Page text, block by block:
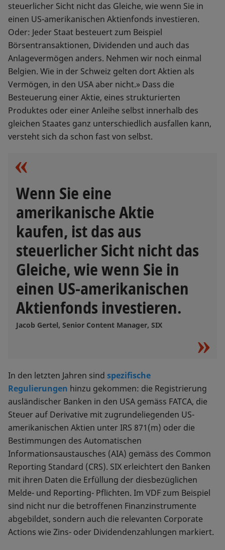
steuerlicher Sicht nicht das Gleiche, wie wenn Sie in
einen US-amerikanischen Aktienfonds investieren.
Oder: Jeder Staat besteuert zum Beispiel
Börsentransaktionen, Dividenden und auch das
Anlagevermögen anders. Nehmen wir noch einmal
Belgien. Wie in der Schweiz gelten dort Aktien als
Vermögen, in den USA aber nicht.» Dass die
Besteuerung einer Aktie, eines strukturierten
Produktes oder einer Anleihe selbst innerhalb des
gleichen Staates ganz unterschiedlich ausfallen kann,
versteht sich da schon fast von selbst.
Wenn Sie eine
amerikanische Aktie
kaufen, ist das aus
steuerlicher Sicht nicht das
Gleiche, wie wenn Sie in
einen US-amerikanischen
Aktienfonds investieren.
Jacob Gertel, Senior Content Manager, SIX
In den letzten Jahren sind spezifische
Regulierungen hinzu gekommen: die Registrierung
ausländischer Banken in den USA gemäss FATCA, die
Steuer auf Derivative mit zugrundeliegenden US-
amerikanischen Aktien unter IRS 871(m) oder die
Bestimmungen des Automatischen
Informationsaustausches (AIA) gemäss des Common
Reporting Standard (CRS). SIX erleichtert den Banken
mit ihren Daten die Erfüllung der diesbezüglichen
Melde- und Reporting- Pflichten. Im VDF zum Beispiel
sind nicht nur die betroffenen Finanzinstrumente
abgebildet, sondern auch die relevanten Corporate
Actions wie Zins- oder Dividendenzahlungen markiert.